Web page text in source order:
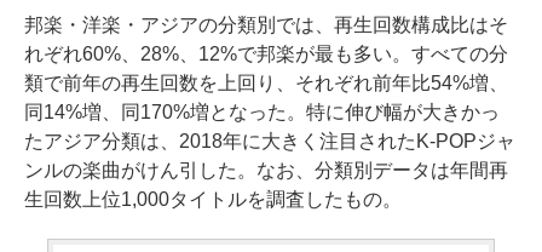
邦楽・洋楽・アジアの分類別では、再生回数構成比はそ
れぞれ60%、28%、12%で邦楽が最も多い。すべての分
類で前年の再生回数を上回り、それぞれ前年比54%増、
同14%増、同170%増となった。特に伸び幅が大きかっ
たアジア分類は、2018年に大きく注目されたK-POPジャ
ンルの楽曲がけん引した。なお、分類別データは年間再
生回数上位1,000タイトルを調査したもの。